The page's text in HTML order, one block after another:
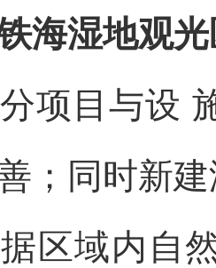
海湿地观
项目与设
；同时新
区域内自